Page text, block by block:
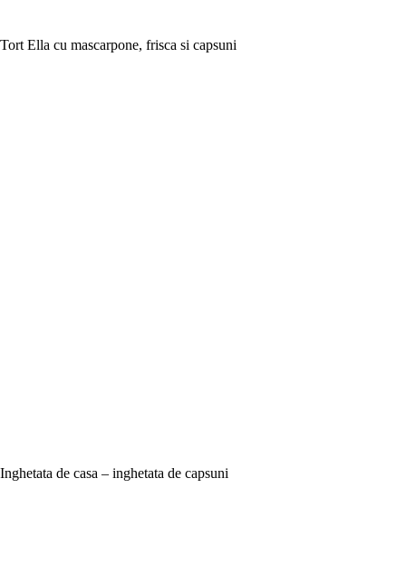
Tort Ella cu mascarpone, frisca si capsuni
Inghetata de casa – inghetata de capsuni